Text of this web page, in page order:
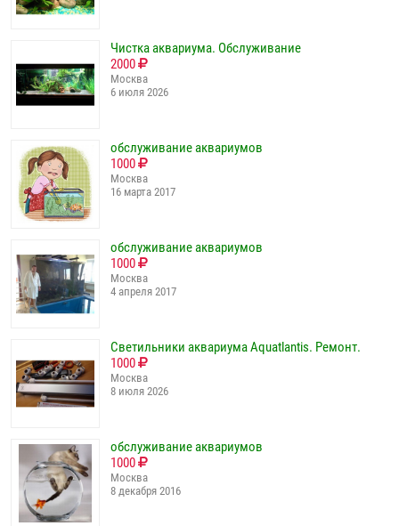
Чистка аквариума. Обслуживание
2000
Москва
6 июля 2026
обслуживание аквариумов
1000
Москва
16 марта 2017
обслуживание аквариумов
1000
Москва
4 апреля 2017
Светильники аквариума Aquatlantis. Ремонт.
1000
Москва
8 июля 2026
обслуживание аквариумов
1000
Москва
8 декабря 2016